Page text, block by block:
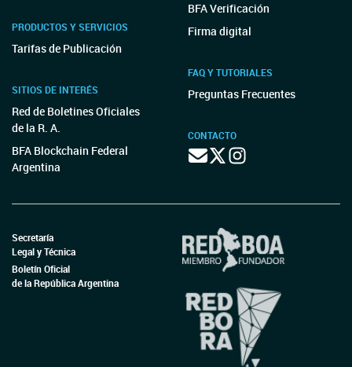
PRODUCTOS Y SERVICIOS
Tarifas de Publicación
SITIOS DE INTERÉS
Red de Boletines Oficiales
de la R. A.
BFA Blockchain Federal
Argentina
BFA Verificación
Firma digital
FAQ Y TUTORIALES
Preguntas Frecuentes
CONTACTO
Secretaría
Legal y Técnica
Boletín Oficial
de la República Argentina